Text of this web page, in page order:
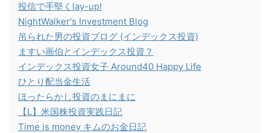
投信で手堅くlay-up!
NightWalker's Investment Blog
吊られた男の投資ブログ (インデックス投資)
ますい画伯とインデックス投資？
インデックス投資女子 Around40 Happy Life
ひとり配当金生活
ほったらかし投資のまにまに
【L】米国株投資実践日記
Time is money キムのお金日記